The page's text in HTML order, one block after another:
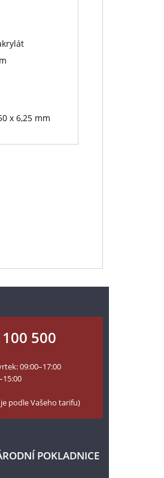
x 6,25 mm
500
09:00–17:00
podle Vašeho tarifu)
POKLADNICE